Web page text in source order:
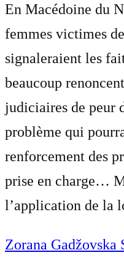
En Macédoine du
femmes victimes
signaleraient les
beaucoup
judiciaires de peur
problème qui
renforcement des
prise en charge…
l’application de la
Zorana Gadžovska